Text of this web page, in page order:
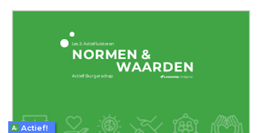
Actief!